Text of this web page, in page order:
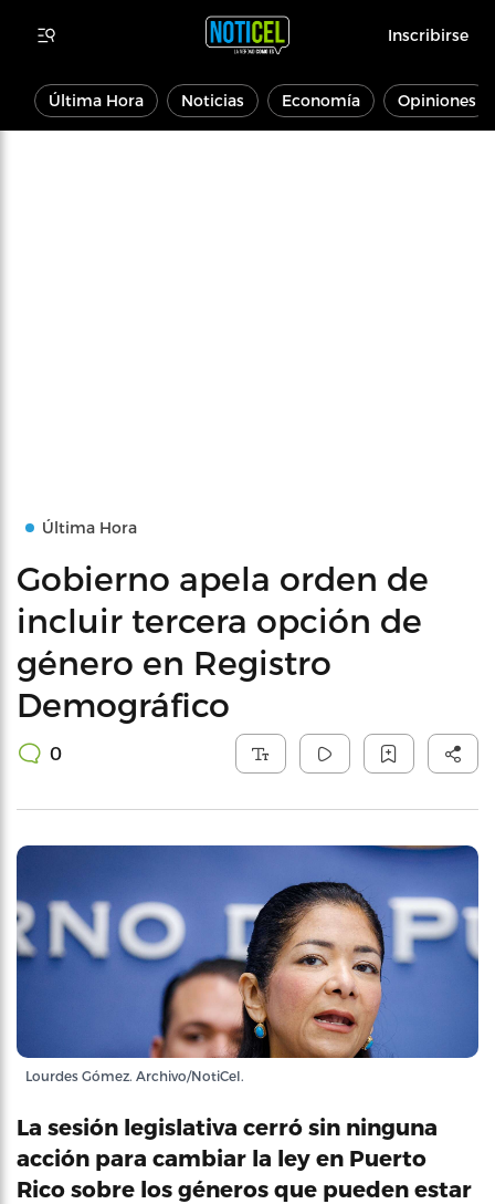
Inscribirse
Última Hora Noticias Economía Opiniones
Última Hora
Gobierno apela orden de
incluir tercera opción de
género en Registro
Demográfico
0
Lourdes Gómez. Archivo/NotiCel.
La sesión legislativa cerró sin ninguna
acción para cambiar la ley en Puerto
Rico sobre los géneros que pueden estar